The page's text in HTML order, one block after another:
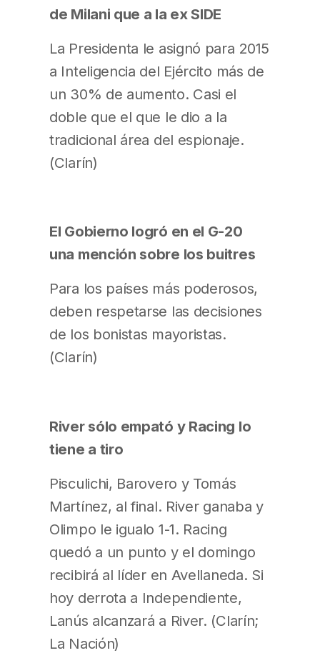
de Milani que a la ex SIDE
La Presidenta le asignó para 2015
a Inteligencia del Ejército más de
un 30% de aumento. Casi el
doble que el que le dio a la
tradicional área del espionaje.
(Clarín)
El Gobierno logró en el G-20
una mención sobre los buitres
Para los países más poderosos,
deben respetarse las decisiones
de los bonistas mayoristas.
(Clarín)
River sólo empató y Racing lo
tiene a tiro
Pisculichi, Barovero y Tomás
Martínez, al final. River ganaba y
Olimpo le igualo 1-1. Racing
quedó a un punto y el domingo
recibirá al líder en Avellaneda. Si
hoy derrota a Independiente,
Lanús alcanzará a River. (Clarín;
La Nación)